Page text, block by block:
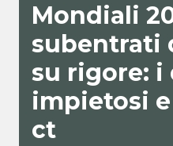
Mondiali
subentrati
su rigore: i
impietosi
ct